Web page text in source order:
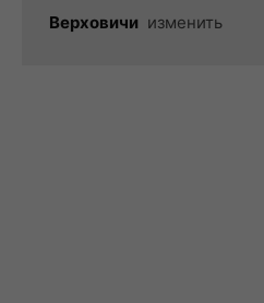
Верховичи изменить